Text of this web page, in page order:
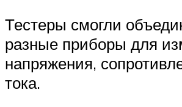
Тестеры смогли
разные приборы для
напряжения,
тока.